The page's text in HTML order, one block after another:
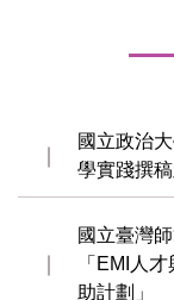
國立政治
學實踐撰
國立臺灣
「EMI人
助計劃」